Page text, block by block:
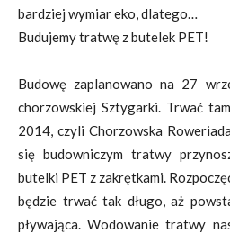
bardziej wymiar eko, dlatego…
Budujemy tratwę z butelek PET!
Budowę zaplanowano na 27
chorzowskiej Sztygarki. Trwać
2014, czyli Chorzowska
się budowniczym tratwy
butelki PET z zakrętkami.
będzie trwać tak długo, aż
pływająca. Wodowanie tratwy